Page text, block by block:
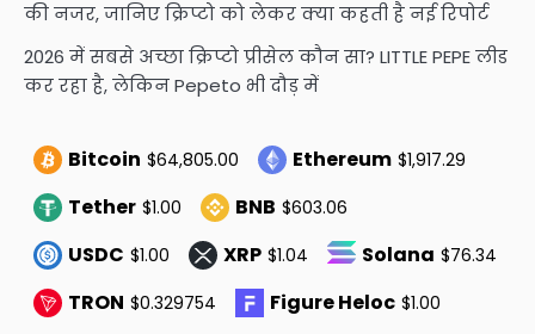
की नजर, जानिए क्रिप्टो को लेकर क्या कहती है नई रिपोर्ट
2026 में सबसे अच्छा क्रिप्टो प्रीसेल कौन सा? LITTLE PEPE लीड
कर रहा है, लेकिन Pepeto भी दौड़ में
Bitcoin $64,805.00 Ethereum $1,917.29
Tether $1.00 BNB $603.06
USDC $1.00 XRP $1.04 Solana $76.34
TRON $0.329754 Figure Heloc $1.00